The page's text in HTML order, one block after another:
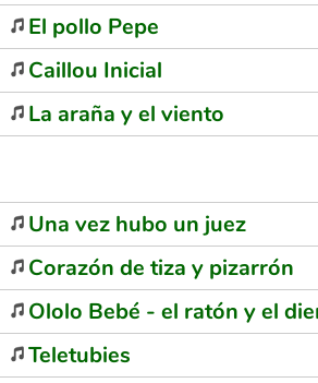
El pollo Pepe
Caillou Inicial
La araña y el viento
Una vez hubo un juez
Corazón de tiza y pizarrón
Ololo Bebé - el ratón y el
Teletubies